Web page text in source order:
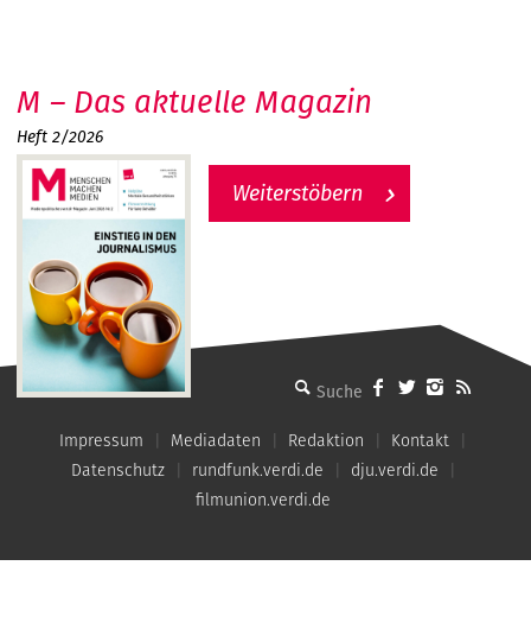
MMM - Menschen machen Medien
M – Das aktuelle Magazin
Heft 2/2026
Weiterstöbern
Impressum Mediadaten Redaktion
Kontakt
Datenschutz
rundfunk.verdi.de
dju.verdi.de
filmunion.verdi.de